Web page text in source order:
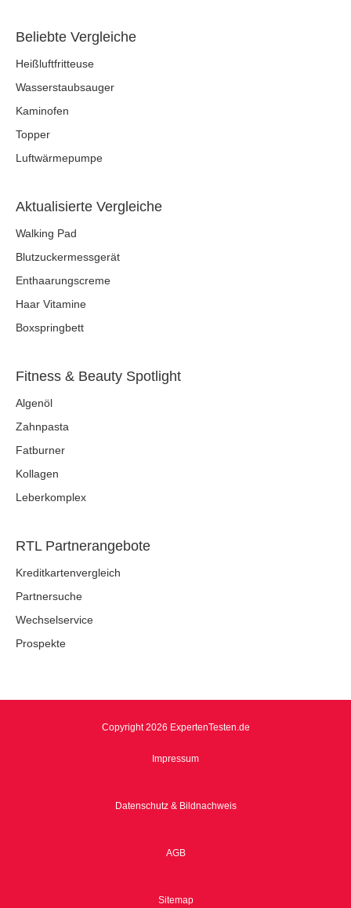
Beliebte Vergleiche
Heißluftfritteuse
Wasserstaubsauger
Kaminofen
Topper
Luftwärmepumpe
Aktualisierte Vergleiche
Walking Pad
Blutzuckermessgerät
Enthaarungscreme
Haar Vitamine
Boxspringbett
Fitness & Beauty Spotlight
Algenöl
Zahnpasta
Fatburner
Kollagen
Leberkomplex
RTL Partnerangebote
Kreditkartenvergleich
Partnersuche
Wechselservice
Prospekte
Copyright 2026 ExpertenTesten.de
Impressum
Datenschutz & Bildnachweis
AGB
Sitemap